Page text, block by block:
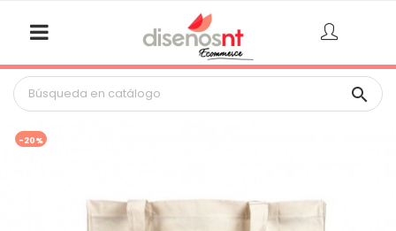

-20%